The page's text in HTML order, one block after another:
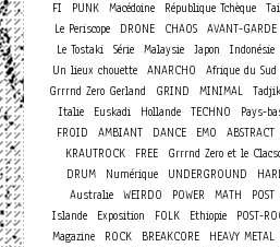
FI
PUNK Macédoine République Tchèque
Le Periscope
DRONE CHAOS AVANT-GARDE
Le Tostaki
Série Malaysie Japon Indonésie
Un lieux chouette
ANARCHO Afrique du Sud
Grrrnd Zero Gerland
GRIND MINIMAL
Italie
Euskadi Hollande TECHNO Pays-
FROID
AMBIANT DANCE EMO ABSTRACT
KRAUTROCK
FREE Grrrnd Zero et le
DRUM
Numérique UNDERGROUND
Australie
WEIRDO POWER MATH POST
Islande
Exposition FOLK Ethiopie POST-
Magazine
ROCK BREAKCORE HEAVY METAL